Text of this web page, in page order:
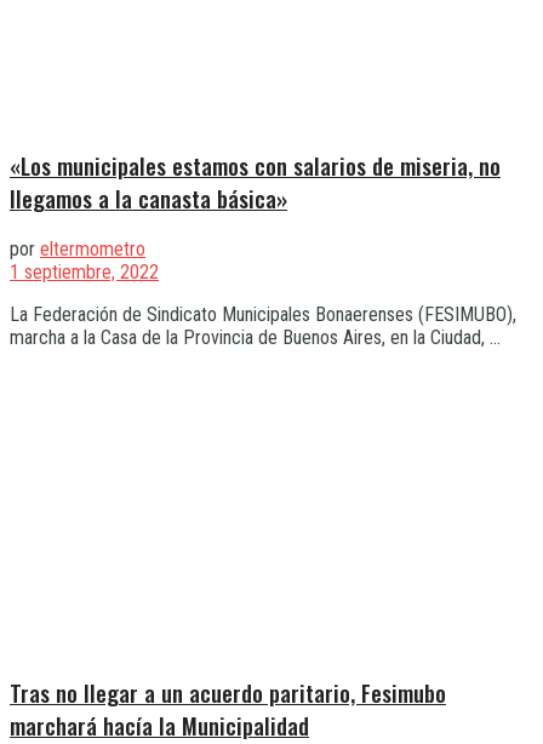
«Los municipales estamos con salarios de miseria, no
llegamos a la canasta básica»
por eltermometro
1 septiembre, 2022
La Federación de Sindicato Municipales Bonaerenses (FESIMUBO),
marcha a la Casa de la Provincia de Buenos Aires, en la Ciudad, ...
Tras no llegar a un acuerdo paritario, Fesimubo
marchará hacía la Municipalidad